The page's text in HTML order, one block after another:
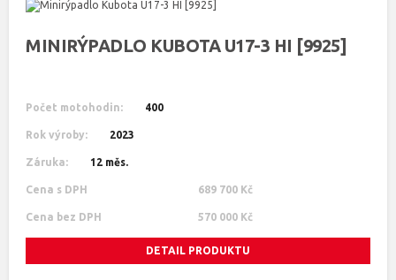
MINIRÝPADLO KUBOTA U17-3 HI [9925]
Počet motohodin: 400
Rok výroby: 2023
Záruka: 12 měs.
Cena s DPH 689 700 Kč
Cena bez DPH 570 000 Kč
DETAIL PRODUKTU